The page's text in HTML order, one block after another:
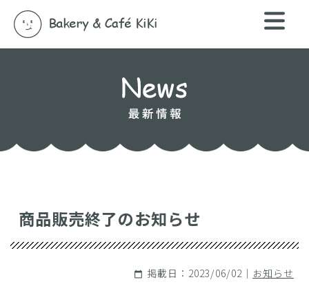
商品販売終了のお知らせ
calendar_today 掲載日：2023/06/02｜ お知らせ